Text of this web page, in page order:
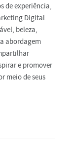
de experiência,
Digital.
beleza,
abordagem
e promover
meio de seus